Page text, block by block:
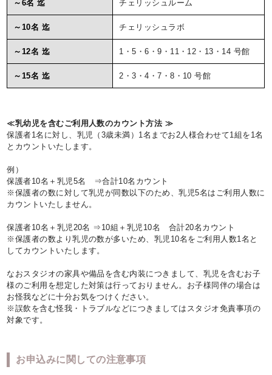
～6名 迄 チェリッシュルーム
～10名 迄 チェリッシュラボ
～12名 迄 1・5・6・9・11・12・13・14 号館
～15名 迄 2・3・4・7・8・10 号館
≪乳幼児を含むご利用人数のカウント方法 ≫
保護者1名に対し、乳児（3歳未満）1名までお2人様合わせて1組を1名
とカウントいたします。
例）
保護者10名＋乳児5名 ⇒合計10名カウント
※保護者の数に対して乳児が同数以下のため、乳児5名はご利用人数に
カウントいたしません。
保護者10名＋乳児20名 ⇒10組＋乳児10名 合計20名カウント
※保護者の数より乳児の数が多いため、乳児10名をご利用人数1名と
してカウントいたします。
なおスタジオの家具や備品を含む内装につきまして、乳児を含むお子
様のご利用を想定した対策は行っておりません。お子様同伴の場合は
お怪我などに十分お気をつけください。
※誤飲を含む怪我・トラブルなどにつきましてはスタジオ免責事項の
対象です。
お申込みに関しての注意事項